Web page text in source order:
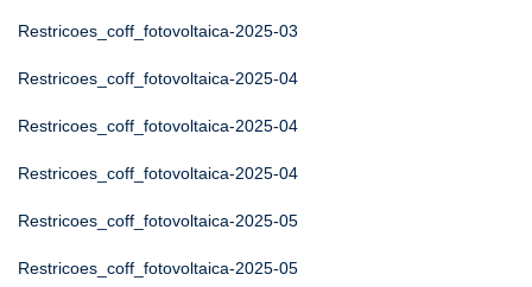
Restricoes_coff_fotovoltaica-2025-03
Restricoes_coff_fotovoltaica-2025-04
Restricoes_coff_fotovoltaica-2025-04
Restricoes_coff_fotovoltaica-2025-04
Restricoes_coff_fotovoltaica-2025-05
Restricoes_coff_fotovoltaica-2025-05